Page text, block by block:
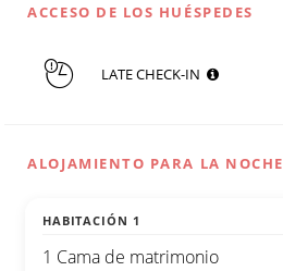
ACCESO DE LOS HUÉSPEDES
LATE CHECK-IN
ALOJAMIENTO PARA LA NOCHE
HABITACIÓN 1
1 Cama de matrimonio